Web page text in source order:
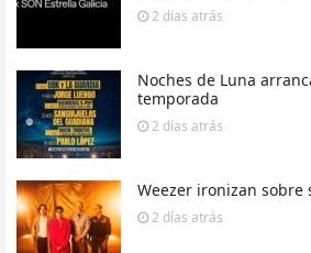
2 días atrás
Noches de Luna
temporada
2 días atrás
Weezer ironizan sobre
2 días atrás